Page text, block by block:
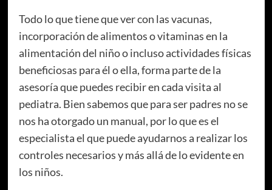
Todo lo que tiene que ver con las vacunas,
incorporación de alimentos o vitaminas en la
alimentación del niño o incluso actividades físicas
beneficiosas para él o ella, forma parte de la
asesoría que puedes recibir en cada visita al
pediatra. Bien sabemos que para ser padres no se
nos ha otorgado un manual, por lo que es el
especialista el que puede ayudarnos a realizar los
controles necesarios y más allá de lo evidente en
los niños.